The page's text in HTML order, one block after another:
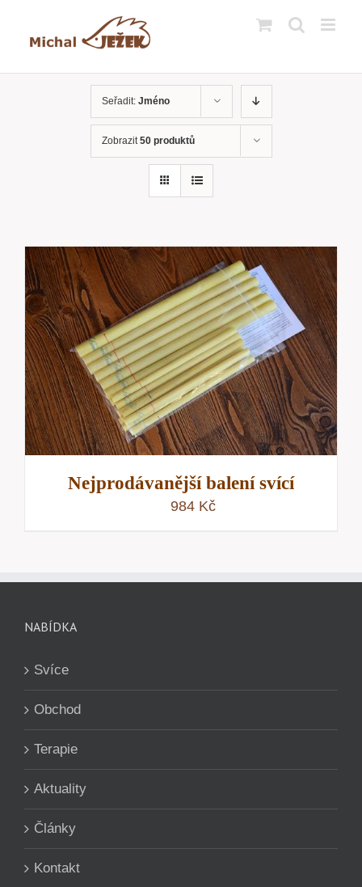
Seřadit: Jméno
Zobrazit50 produktů
Nejprodávanější balení svící
984 Kč
NABÍDKA
Svíce
Obchod
Terapie
Aktuality
Články
Kontakt